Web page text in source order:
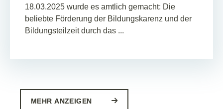
18.03.2025 wurde es amtlich gemacht: Die
beliebte Förderung der Bildungskarenz und der
Bildungsteilzeit durch das ...
MEHR ANZEIGEN